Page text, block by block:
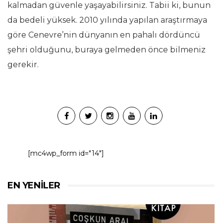
kalmadan güvenle yaşayabilirsiniz. Tabii ki, bunun
da bedeli yüksek. 2010 yılında yapılan araştırmaya
göre Cenevre’nin dünyanın en pahalı dördüncü
şehri olduğunu, buraya gelmeden önce bilmeniz
gerekir.
[mc4wp_form id="14"]
EN YENILER